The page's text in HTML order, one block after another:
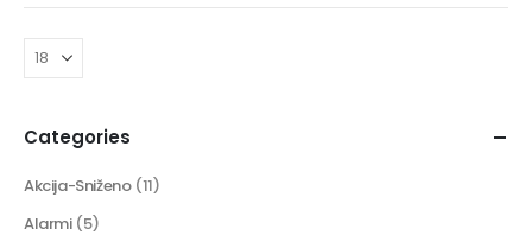
Categories
Akcija-Sniženo (11)
Alarmi (5)